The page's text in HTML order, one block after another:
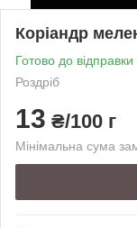
Коріандр
Готово до відправки
Роздріб
13 ₴/100 г
Мінімальна сума